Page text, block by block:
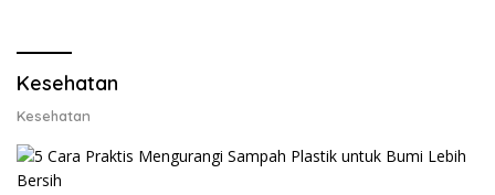
Kesehatan
Kesehatan